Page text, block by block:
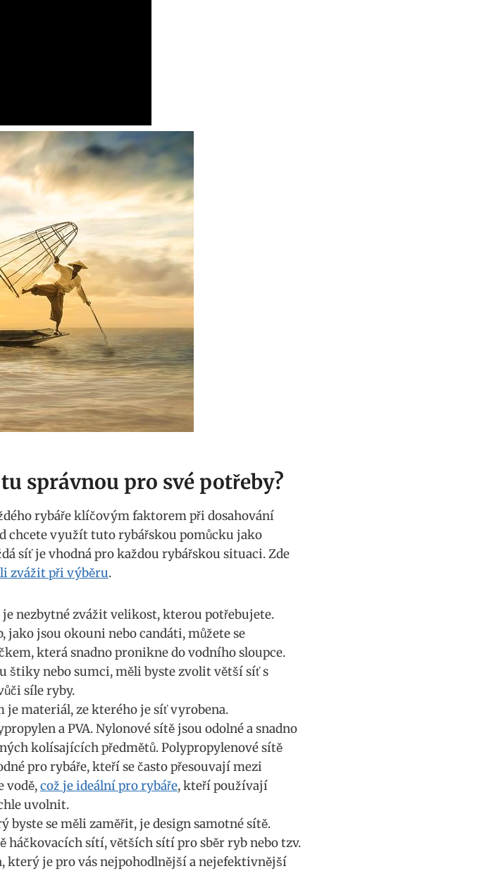
správnou pro své potřeby?
rybáře klíčovým faktorem při dosahování
chcete využít tuto rybářskou ‍pomůcku jako
síť je vhodná pro každou rybářskou situaci. Zde
zvážit při výběru.
nezbytné zvážit velikost,‌ kterou potřebujete.
jako jsou okouni nebo candáti, můžete se
která snadno pronikne do vodního sloupce.
štiky nebo sumci, měli ​byste zvolit větší síť s
síle ⁣ryby.
materiál, ze kterého‍ je síť vyrobena.
a PVA. Nylonové sítě jsou odolné a⁤ snadno
kolísajících předmětů. Polypropylenové sítě
pro rybáře, kteří se ⁣často přesouvají mezi
vodě,což je ideální pro rybáře, kteří používají
uvolnit.
byste se měli zaměřit, je design samotné sítě.
‌sítí, větších⁣ sítí pro sběr ryb nebo tzv.⁣
který je pro vás nejpohodlnější a nejefektivnější